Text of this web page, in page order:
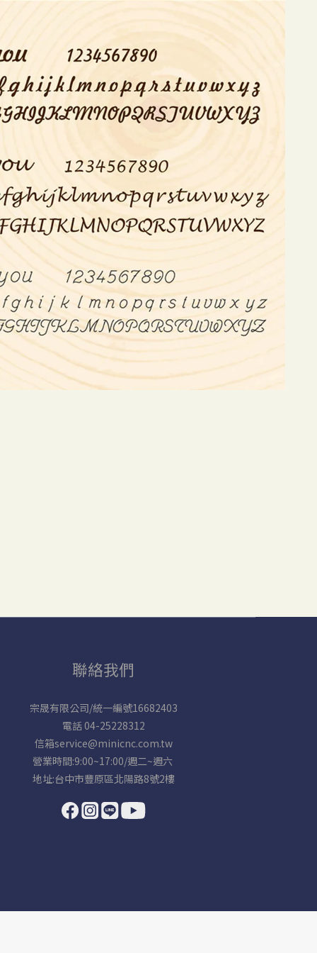
聯絡我們
宗晟有限公司/統一編號16682403
電話 04-25228312
信箱service@minicnc.com.tw
營業時間:9:00~17:00/週二~週六
地址:台中市豐原區北陽路8號2樓